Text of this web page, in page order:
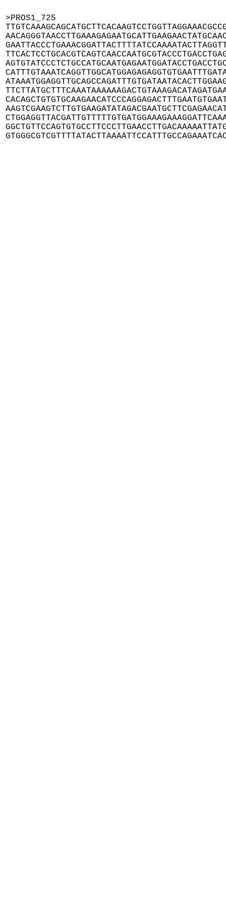
>PROS1_725